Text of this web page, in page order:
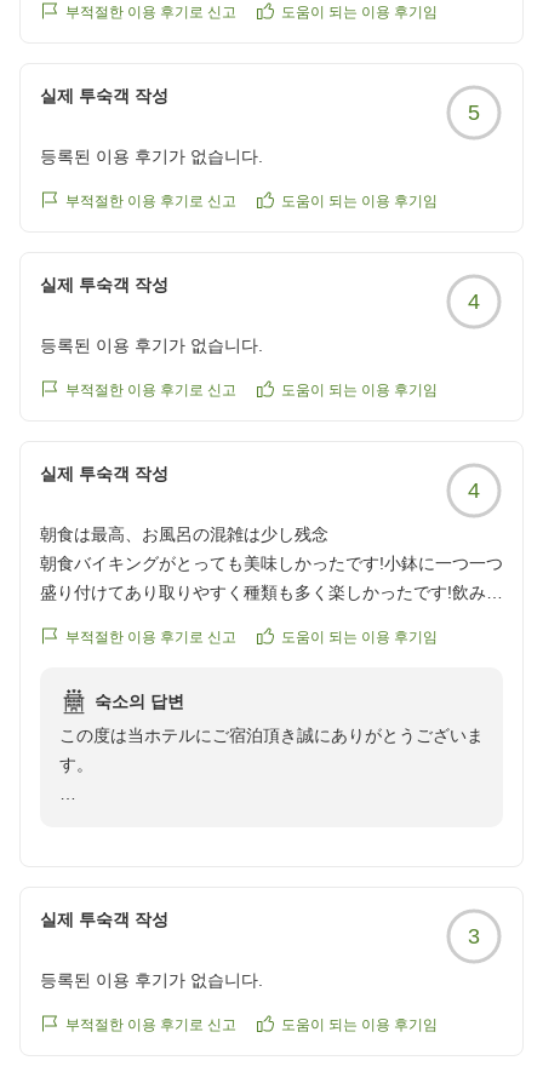
ぜひ当ホテルへお帰りくださいませ。お客様のまたのお
부적절한 이용 후기로 신고 도움이 되는 이용 후기임
실제 투숙객 작성
5
등록된 이용 후기가 없습니다.
부적절한 이용 후기로 신고 도움이 되는 이용 후기임
실제 투숙객 작성
4
등록된 이용 후기가 없습니다.
부적절한 이용 후기로 신고 도움이 되는 이용 후기임
실제 투숙객 작성
4
朝食は最高、お風呂の混雑は少し残念
朝食バイキングがとっても美味しかったです!小鉢に一つ一つ
盛り付けてあり取りやすく種類も多く楽しかったです!飲み物
しかったです!ご飯のお供が多く、旦那は4回も取りに行って
従業員の方も心地の良い接客で、お部屋も綺麗でとても良か
ったです。こどもが小さいので寝かしつけの際に絵本を読む
ので、スタンドか、お部屋の電気を調整できたら嬉しかった
です。
屋に戻られてたので、風邪をひきそうだなぁと心配でした。
それ以外はとても快適に過ごせました。ありがとうございま
した。
クチコミの詳細はこちらから
부적절한 이용 후기로 신고 도움이 되는 이용 후기임
숙소의 답변
この度は当ホテルにご宿泊頂き誠にありがとうございま
す。
頂けたようで何よりでございます。
その一方で、浴場の混雑やお部屋の照明におきまして大
変ご不便をおかけし誠に申し訳ございませんでした。小
かけしましたこと深くお詫び申し上げます。また客室内
실제 투숙객 작성
3
등록된 이용 후기가 없습니다.
부적절한 이용 후기로 신고 도움이 되는 이용 후기임